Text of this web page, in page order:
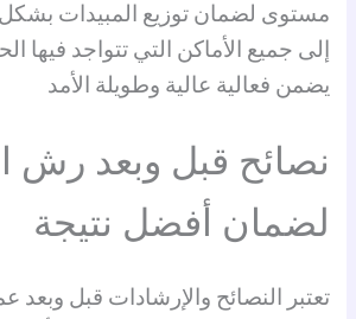
مستوى لضمان توزيع المبيدات
إلى جميع الأماكن التي تتواجد فيها
يضمن فعالية عالية وطويلة الأمد
نصائح قبل وبعد رش
لضمان أفضل نتيجة
تعتبر النصائح والإرشادات قبل وبعد